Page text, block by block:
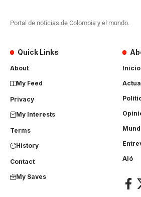
Portal de noticias de Colombia y el mundo.
Quick Links
About
My Feed
Privacy
My Interests
Terms
History
Contact
My Saves
Inicio
Aló